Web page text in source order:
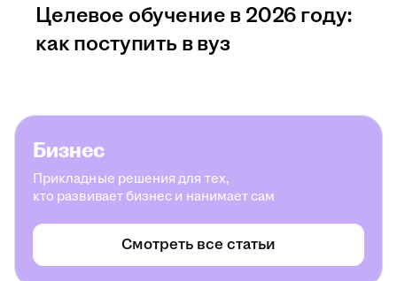
Целевое обучение в 2026 году:
как поступить в вуз
Бизнес
Прикладные решения для тех,
кто развивает бизнес и нанимает сам
Смотреть все статьи